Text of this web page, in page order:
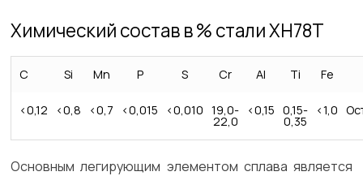
Химический состав в % стали ХН78Т
C Si Mn P S Cr Al Ti Fe
<0,12 <0,8 <0,7 <0,015 <0,010 19,0-
22,0
<0,15 0,15-
0,35
<1,0
Основным легирующим элементом сплава является